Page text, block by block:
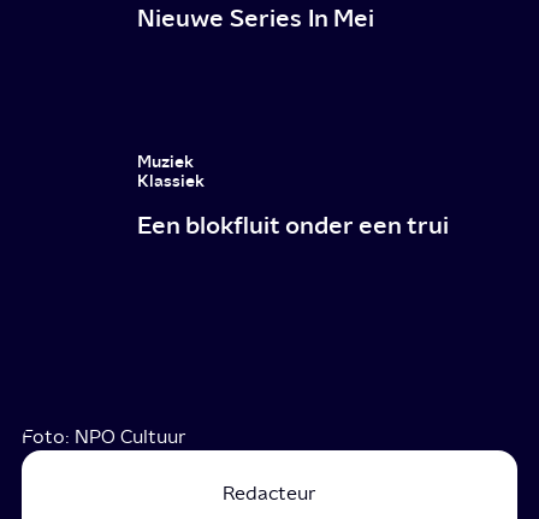
Nieuwe Series In Mei
Muziek
Klassiek
Een blokfluit onder een trui
Foto: NPO Cultuur
Redacteur